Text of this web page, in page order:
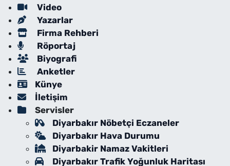
Video
Yazarlar
Firma Rehberi
Röportaj
Biyografi
Anketler
Künye
İletişim
Servisler
Diyarbakır Nöbetçi Eczaneler
Diyarbakır Hava Durumu
Diyarbakir Namaz Vakitleri
Diyarbakır Trafik Yoğunluk Haritası